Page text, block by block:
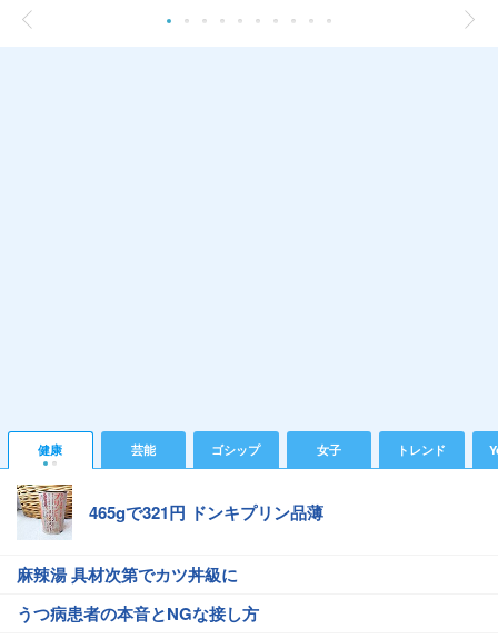
健康 芸能 ゴシップ 女子 トレンド
465gで321円 ドンキプリン品薄
麻辣湯 具材次第でカツ丼級に
うつ病患者の本音とNGな接し方